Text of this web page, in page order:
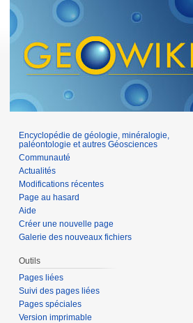
Encyclopédie de géologie, minéralogie,
paléontologie et autres Géosciences
Communauté
Actualités
Modifications récentes
Page au hasard
Aide
Créer une nouvelle page
Galerie des nouveaux fichiers
Outils
Pages liées
Suivi des pages liées
Pages spéciales
Version imprimable